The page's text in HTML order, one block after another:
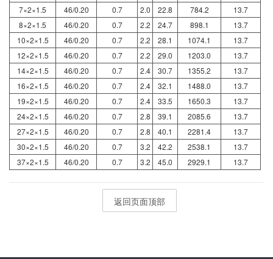
7×2×1.5
46/0.20 0.7 2.0 22.8 784.2
13.7
8×2×1.5
46/0.20 0.7 2.2 24.7 898.1
13.7
10×2×1.5
46/0.20 0.7 2.2 28.1 1074.1
13.7
12×2×1.5
46/0.20 0.7 2.2 29.0 1203.0
13.7
14×2×1.5
46/0.20 0.7 2.4 30.7 1355.2
13.7
16×2×1.5
46/0.20 0.7 2.4 32.1 1488.0
13.7
19×2×1.5
46/0.20 0.7 2.4 33.5 1650.3
13.7
24×2×1.5
46/0.20 0.7 2.8 39.1 2085.6
13.7
27×2×1.5
46/0.20 0.7 2.8 40.1 2281.4
13.7
30×2×1.5
46/0.20 0.7 3.2 42.2 2538.1
13.7
37×2×1.5
46/0.20 0.7 3.2 45.0 2929.1 13.7
返回页面顶部